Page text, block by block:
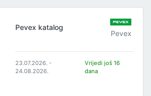
Pevex katalog
Pevex
23.07.2026. -
24.08.2026.
Vrijedi još 16
dana